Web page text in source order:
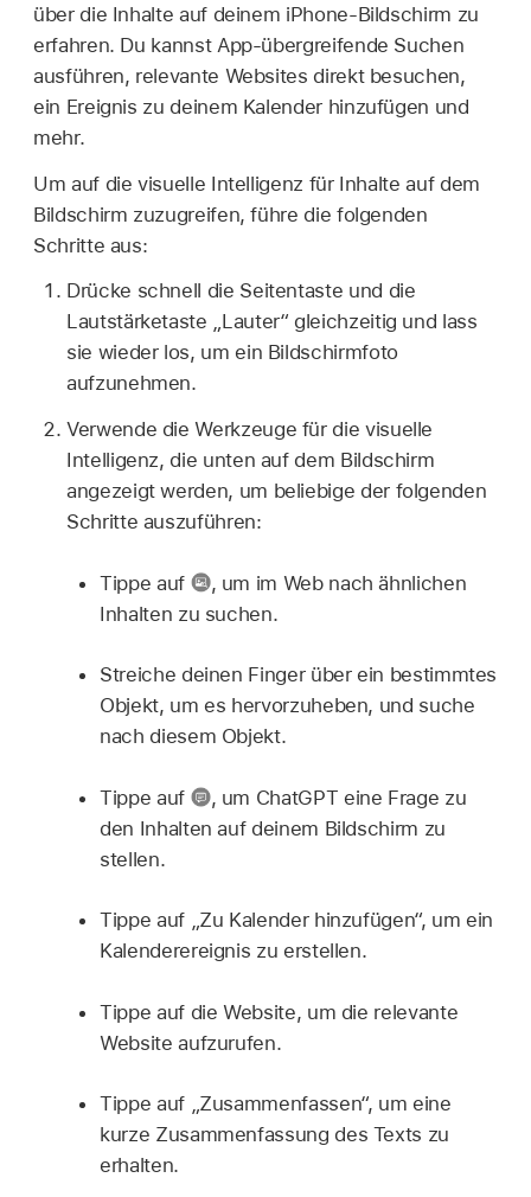
über die Inhalte auf deinem iPhone-Bildschirm zu
erfahren. Du kannst App-übergreifende Suchen
ausführen, relevante Websites direkt besuchen,
ein Ereignis zu deinem Kalender hinzufügen und
mehr.
Um auf die visuelle Intelligenz für Inhalte auf dem
Bildschirm zuzugreifen, führe die folgenden
Schritte aus:
Drücke schnell die Seitentaste und die
Lautstärketaste „Lauter“ gleichzeitig und lass
sie wieder los, um ein Bildschirmfoto
aufzunehmen.
Verwende die Werkzeuge für die visuelle
Intelligenz, die unten auf dem Bildschirm
angezeigt werden, um beliebige der folgenden
Schritte auszuführen:
Tippe auf , um im Web nach ähnlichen
Inhalten zu suchen.
Streiche deinen Finger über ein bestimmtes
Objekt, um es hervorzuheben, und suche
nach diesem Objekt.
Tippe auf , um ChatGPT eine Frage zu
den Inhalten auf deinem Bildschirm zu
stellen.
Tippe auf „Zu Kalender hinzufügen“, um ein
Kalenderereignis zu erstellen.
Tippe auf die Website, um die relevante
Website aufzurufen.
Tippe auf „Zusammenfassen“, um eine
kurze Zusammenfassung des Texts zu
erhalten.